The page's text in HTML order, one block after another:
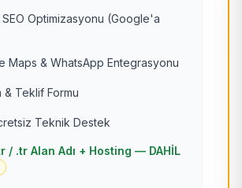
SEO Optimizasyonu (Google'a
Maps & WhatsApp Entegrasyonu
& Teklif Formu
Teknik Destek
/ .tr Alan Adı + Hosting — DAHİL